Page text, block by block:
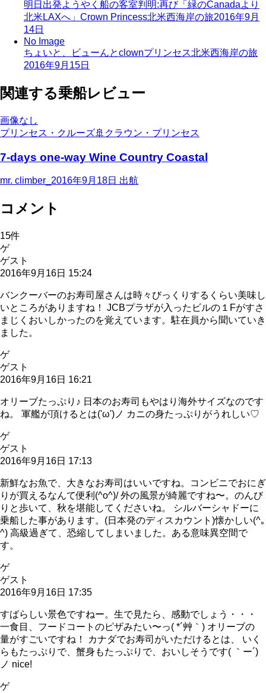
明日出発ようやく船の客室判明:再び「緑のCanadaより
北米LAXへ」Crown Princess北米西海岸の旅2016年9月
14日
No Image
ちょいと、ビューんとclownプリンセス北米西海岸の旅
2016年9月15日
関連する乗船レビュー
画像なし
プリンセス・クルーズ🚢 クラウン・プリンセス
7-days one-way Wine Country Coastal
mr. climber_ 2016年9月18日 出航
コメント
15件
ゲ
ゲスト
2016年9月16日 15:24
バンクーバーのお寿司屋さんは時々びっくりするくらい美味し
いところがありますね！ JCBプラザが入ったビルの１Fがすさ
まじくおいしかったのを覚えています。駐在員から聞いていき
ました。
ゲ
ゲスト
2016年9月16日 16:21
オリーブたっぷり♪ 日本のお寿司もやはり海外サイズなのです
ね。 軍艦が頂けるとは('ω')ノ カニの身たっぷりがうれしい♡
ゲ
ゲスト
2016年9月16日 17:13
新鮮なお魚で、大きなお寿司はいいですね。コンビニでおにぎ
りが買えるなんて便利(^o^)/ 外の風景が綺麗ですね〜。のんび
りと歩いて、秋を堪能してくださいね。 シルバーシャドーに
乗船した事があります。(日本発のディスカウント)懐かしい(^｡
^) 高級過ぎて、恐縮してしまいました。ある意味異空間で
す。
ゲ
ゲスト
2016年9月16日 17:35
すばらしい景色ですねー。生で見たら、感動でしょう・・・
一食目、フードコートのピザみたい〜っ( *´艸｀) オリーブの
量がすごいですね！ カナダでお寿司がいただけるとは、 いく
らもたっぷりで、蟹身もたっぷりで、おいしそうです( ｀ー´)
ノ nice!
ゲ